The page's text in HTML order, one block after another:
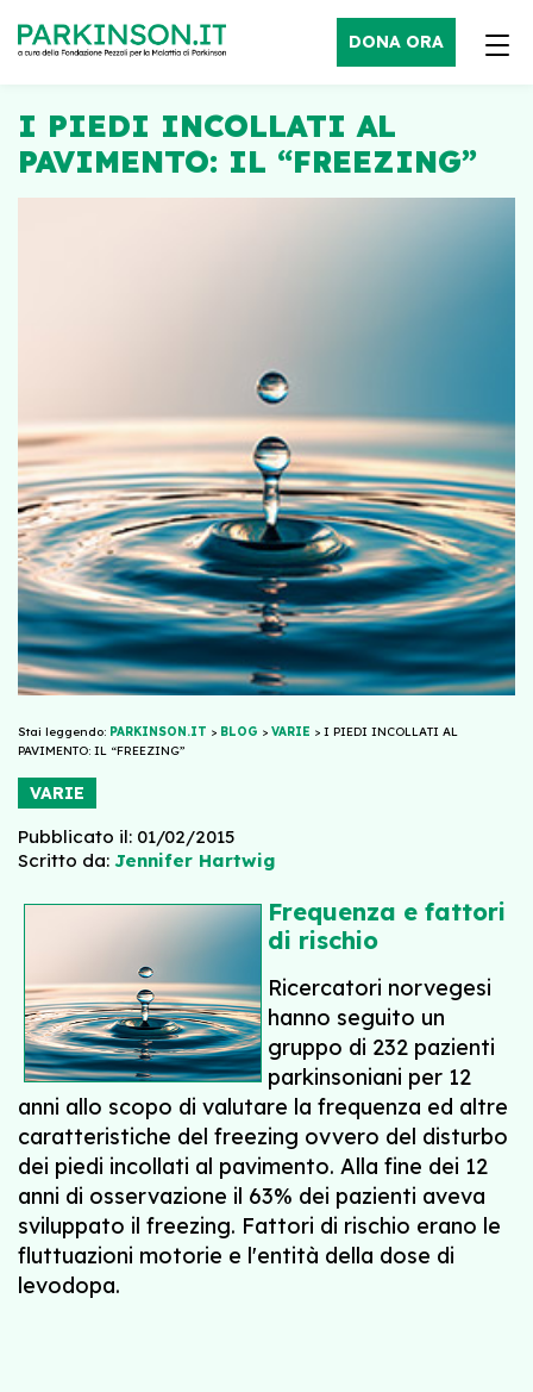
DONA ORA
I PIEDI INCOLLATI AL
PAVIMENTO: IL “FREEZING”
Stai leggendo: PARKINSON.IT > BLOG > VARIE > I PIEDI INCOLLATI AL
PAVIMENTO: IL “FREEZING”
VARIE
Pubblicato il: 01/02/2015
Scritto da: Jennifer Hartwig
Frequenza e fattori
di rischio
Ricercatori norvegesi
hanno seguito un
gruppo di 232 pazienti
parkinsoniani per 12
anni allo scopo di valutare la frequenza ed altre
caratteristiche del freezing ovvero del disturbo
dei piedi incollati al pavimento. Alla fine dei 12
anni di osservazione il 63% dei pazienti aveva
sviluppato il freezing. Fattori di rischio erano le
fluttuazioni motorie e l'entità della dose di
levodopa.